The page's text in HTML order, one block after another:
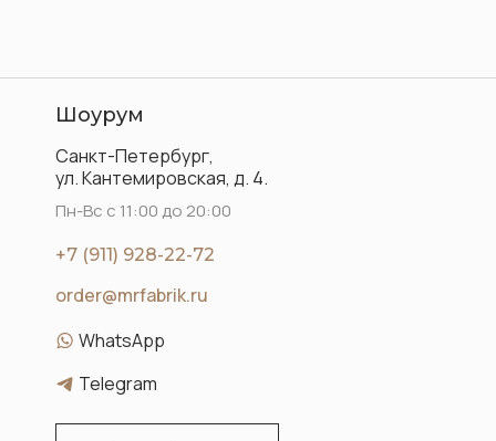
order@mrfabrik.ru
Санкт-Петербург,
ул. Кантемировская, д. 4.
Шоурум
+7 (911) 928-22-72
Пн-Вс с 11:00 до 20:00
WhatsApp
Telegram